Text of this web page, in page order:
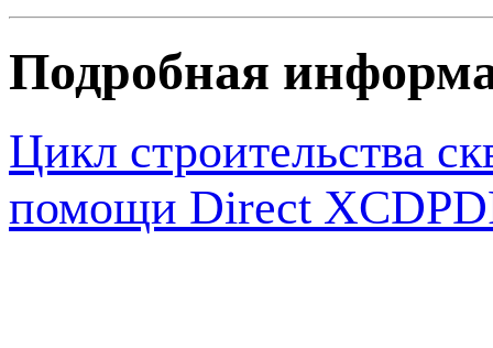
Подробная
Цикл строительства
помощи Direct XCD